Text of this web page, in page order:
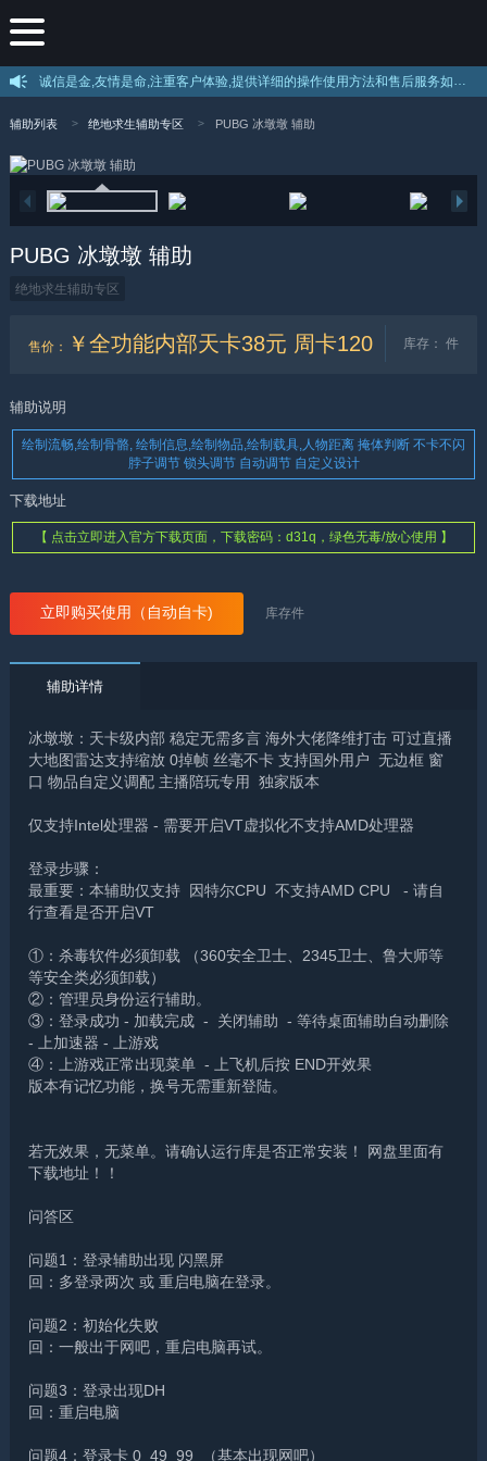
诚信是金,友情是命,注重客户体验,提供详细的操作使用方法和售后服务如果不会使用绝地求生辅助可以叫客服远程教你使用。。 --
辅助列表 绝地求生辅助专区 PUBG 冰墩墩 辅助
PUBG 冰墩墩 辅助
绝地求生辅助专区
售价 ： ￥全功能内部天卡38元 周卡120 库存： 件
辅助说明
绘制流畅,绘制骨骼, 绘制信息,绘制物品,绘制载具,人物距离 掩体判断 不卡不闪
脖子调节 锁头调节 自动调节 自定义设计
下载地址
【 点击立即进入官方下载页面，下载密码：d31q，绿色无毒/放心使用 】
立即购买使用（自动自卡) 库存件
辅助详情
冰墩墩：天卡级内部 稳定无需多言 海外大佬降维打击 可过直播
大地图雷达支持缩放 0掉帧 丝毫不卡 支持国外用户 无边框 窗
口 物品自定义调配 主播陪玩专用 独家版本
仅支持Intel处理器 - 需要开启VT虚拟化不支持AMD处理器
登录步骤：
最重要：本辅助仅支持 因特尔CPU 不支持AMD CPU - 请自
行查看是否开启VT
①：杀毒软件必须卸载 （360安全卫士、2345卫士、鲁大师等
等安全类必须卸载）
②：管理员身份运行辅助。
③：登录成功 - 加载完成 - 关闭辅助 - 等待桌面辅助自动删除
- 上加速器 - 上游戏
④：上游戏正常出现菜单 - 上飞机后按 END开效果
版本有记忆功能，换号无需重新登陆。
若无效果，无菜单。请确认运行库是否正常安装！ 网盘里面有
下载地址！！
问答区
问题1：登录辅助出现 闪黑屏
回：多登录两次 或 重启电脑在登录。
问题2：初始化失败
回：一般出于网吧，重启电脑再试。
问题3：登录出现DH
回：重启电脑
问题4：登录卡 0 49 99 （基本出现网吧）